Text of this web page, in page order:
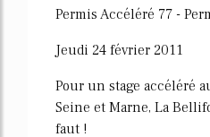
Permis Accéléré 77 -
Jeudi 24 février 2011
Pour un stage accéléré
Seine et Marne, La
faut !